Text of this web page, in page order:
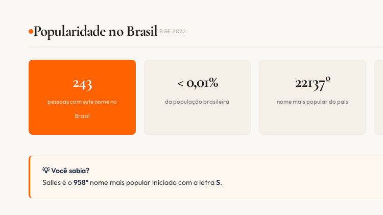
Popularidade no BrasilIBGE 2022
243
pessoas com este nome no
Brasil
< 0,01%
da população brasileira
22137º
nome mais popular do país
💡 Você sabia?
Salles é o958º nome mais popular iniciado com a letraS.